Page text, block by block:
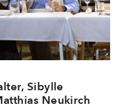
Sibylle
Neukirch